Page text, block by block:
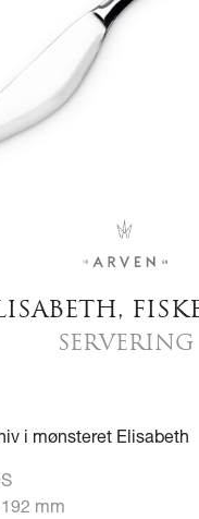
SERVERING
i mønsteret Elisabeth
mm